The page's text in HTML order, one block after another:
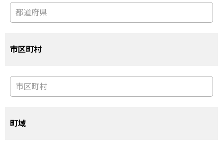
市区町村
町域